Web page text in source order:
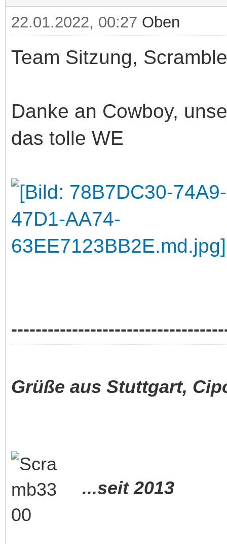
22.01.2022, 00:27 Oben
Team Sitzung,
Danke an Cowboy,
das tolle WE
Grüße aus Stuttgart,
...seit 2013